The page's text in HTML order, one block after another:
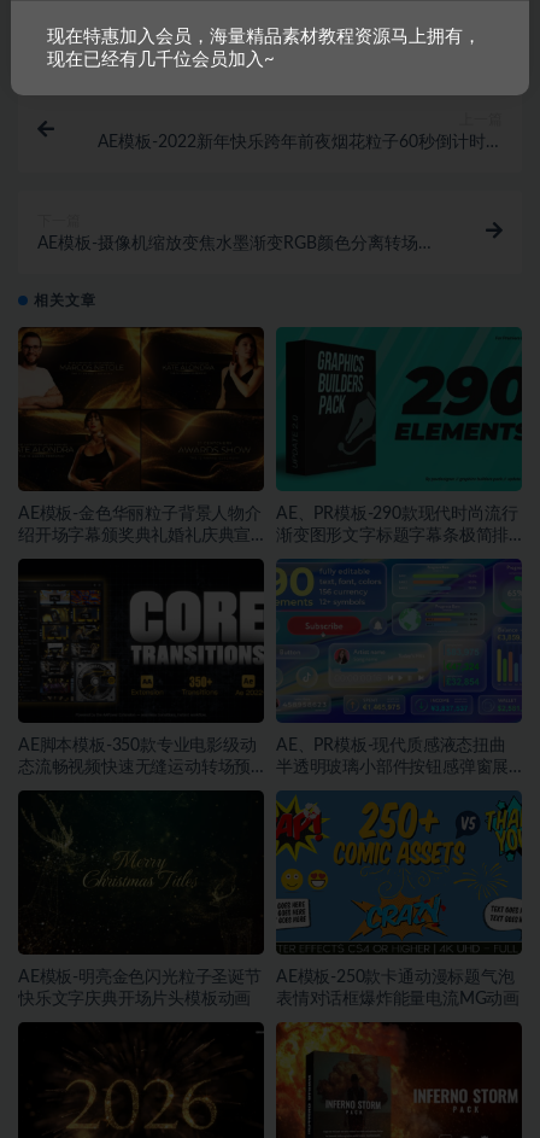
AE模板-2022新年快乐跨年前夜烟花粒子60秒倒计时开
AE模板-摄像机缩放变焦水墨渐变RGB颜色分离转场过
相关文章
AE模板-金色华丽粒子背景人物介
绍开场字幕颁奖典礼婚礼庆典宣
传动画
AE、PR模板-290款现代时尚流行
渐变图形文字标题字幕条极简排
版动画
AE脚本模板-350款专业电影级动
态流畅视频快速无缝运动转场预
设
AE、PR模板-现代质感液态扭曲
半透明玻璃小部件按钮感弹窗展
示动画素材
AE模板-明亮金色闪光粒子圣诞节
快乐文字庆典开场片头模板动画
AE模板-250款卡通动漫标题气泡
表情对话框爆炸能量电流MG动画
现在特惠加入会员，海量精品素材教程资源马上拥有，
现在已经有几千位会员加入~